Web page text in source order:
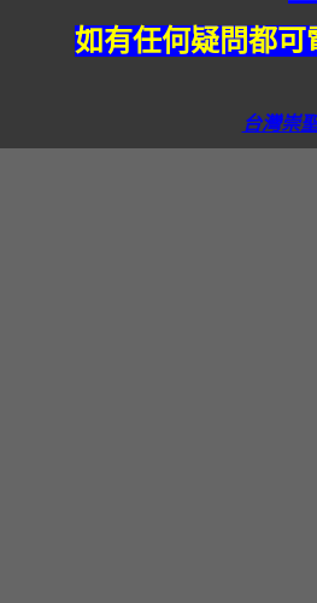
如有任何疑問都
台灣崇